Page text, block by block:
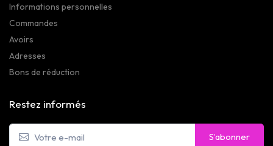
Informations personnelles
Commandes
Avoirs
Adresses
Bons de réduction
Restez informés
S’abonner